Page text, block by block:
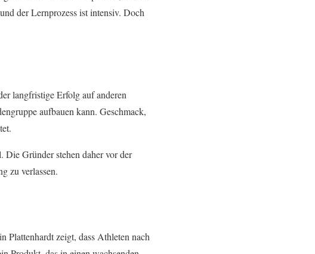
der Lernprozess ist intensiv. Doch
langfristige Erfolg auf anderen
aufbauen kann. Geschmack,
Die Gründer stehen daher vor der
zu verlassen.
Plattenhardt zeigt, dass Athleten nach